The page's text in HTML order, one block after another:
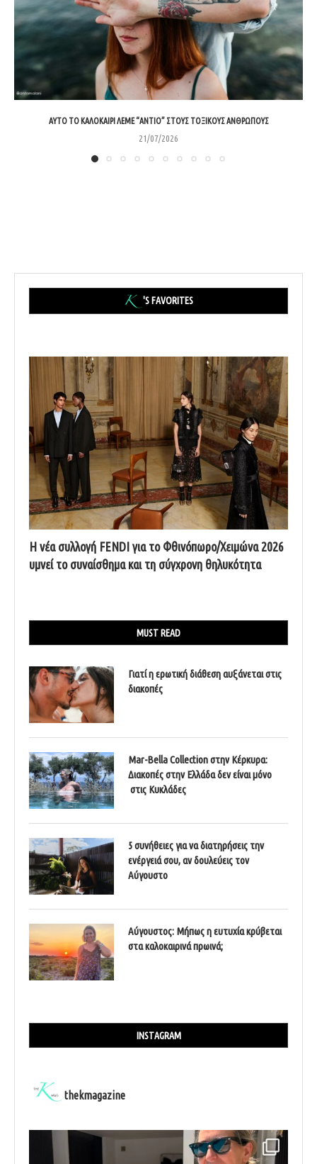
ΑΥΤΌ ΤΟ ΚΑΛΟΚΑΊΡΙ ΛΈΜΕ “ΑΝΤΙΟ” ΣΤΟΥΣ ΤΟΞΙΚΟΎΣ ΑΝΘΡΏΠΟΥΣ
21/07/2026
'S FAVORITES
Η νέα συλλογή FENDI για το Φθινόπωρο/Χειμώνα 2026
υμνεί το συναίσθημα και τη σύγχρονη θηλυκότητα
MUST READ
Γιατί η ερωτική διάθεση αυξάνεται στις
διακοπές
Mar-Bella Collection στην Κέρκυρα:
Διακοπές στην Ελλάδα δεν είναι μόνο
στις Κυκλάδες
5 συνήθειες για να διατηρήσεις την
ενέργειά σου, αν δουλεύεις τον
Αύγουστο
Αύγουστος: Μήπως η ευτυχία κρύβεται
στα καλοκαιρινά πρωινά;
INSTAGRAM
thekmagazine